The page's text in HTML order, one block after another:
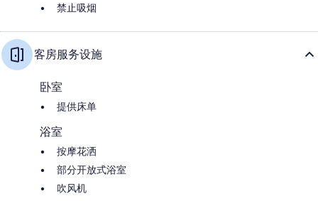
禁止吸烟
客房服务设施
卧室
提供床单
浴室
按摩花洒
部分开放式浴室
吹风机